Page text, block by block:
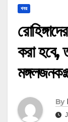
খবর
করা হবে,
By